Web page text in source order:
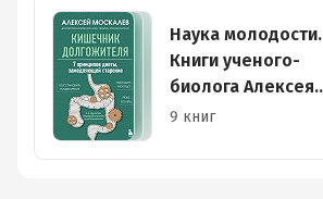
Наука молодости.
Книги ученого-
биолога Алексея
Москалева
9 книг